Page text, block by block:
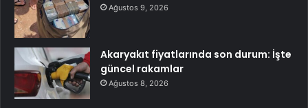
Ağustos 9, 2026
Akaryakıt fiyatlarında son durum: İşte
güncel rakamlar
Ağustos 8, 2026